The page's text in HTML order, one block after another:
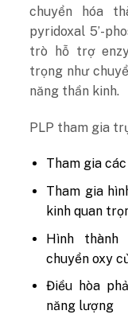
chuyển hóa
pyridoxal 5’-
trò hỗ trợ
trọng như
năng thần kinh.
PLP tham gia
Tham gia
Tham gia
kinh quan
Hình thành
chuyển oxy
Điều hòa
năng lượng